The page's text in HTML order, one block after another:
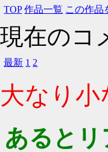
TOP 作品一覧 この作品
現在のコ
最新 1 2
大なり小
あるとリ